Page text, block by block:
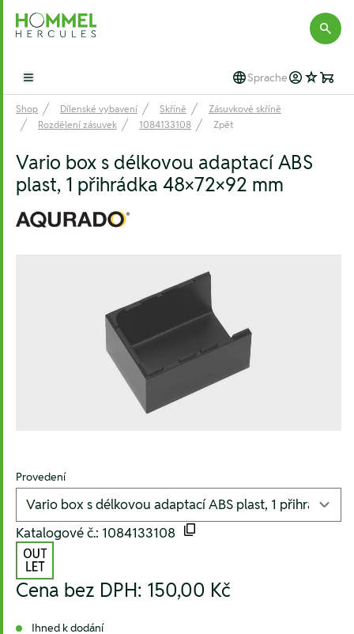
Hommel Hercules
Open main menu Sprache
Shop Dílenské vybavení Skříně
Zásuvkové skříně
Rozdělení zásuvek
1084133108 Zpět
Vario box s délkovou adaptací ABS
plast, 1 přihrádka 48×72×92 mm
Provedení
Katalogové č.: 1084133108
Cena bez DPH: 150,00 Kč
Ihned k dodání